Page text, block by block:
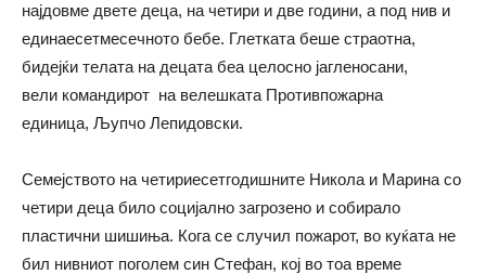
најдовме двете деца, на четири и две години, а под нив и
единаесетмесечното бебе. Глетката беше страотна,
бидејќи телата на децата беа целосно јагленосани,
вели командирот на велешката Противпожарна
единица, Љупчо Лепидовски.
Семејството на четириесетгодишните Никола и Марина со
четири деца било социјално загрозено и собирало
пластични шишиња. Кога се случил пожарот, во куќата не
бил нивниот поголем син Стефан, кој во тоа време